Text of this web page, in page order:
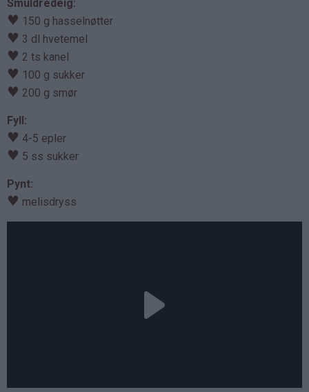
Smuldredeig:
♥ 150 g hasselnøtter
♥ 3 dl hvetemel
♥ 2 ts kanel
♥ 100 g sukker
♥ 200 g smør
Fyll:
♥ 4-5 epler
♥ 5 ss sukker
Pynt:
♥ melisdryss